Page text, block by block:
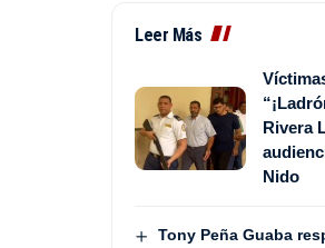
Leer Más
Rivera
Nido
Tony Peña Guaba